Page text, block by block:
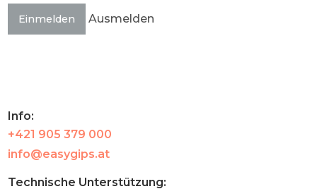
Einmelden Ausmelden
Info:
+421 905 379 000
info@easygips.at
Technische Unterstützung: